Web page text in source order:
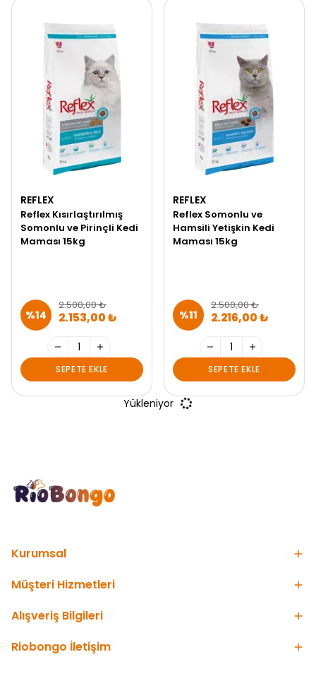
REFLEX
Reflex Kısırlaştırılmış
Somonlu ve Pirinçli Kedi
Maması 15kg
%14
2.500,00 ₺
2.153,00 ₺
SEPETE EKLE
REFLEX
Reflex Somonlu ve
Hamsili Yetişkin Kedi
Maması 15kg
%11
2.500,00 ₺
2.216,00 ₺
SEPETE EKLE
Yükleniyor
Kurumsal
Müşteri Hizmetleri
Alışveriş Bilgileri
Riobongo İletişim